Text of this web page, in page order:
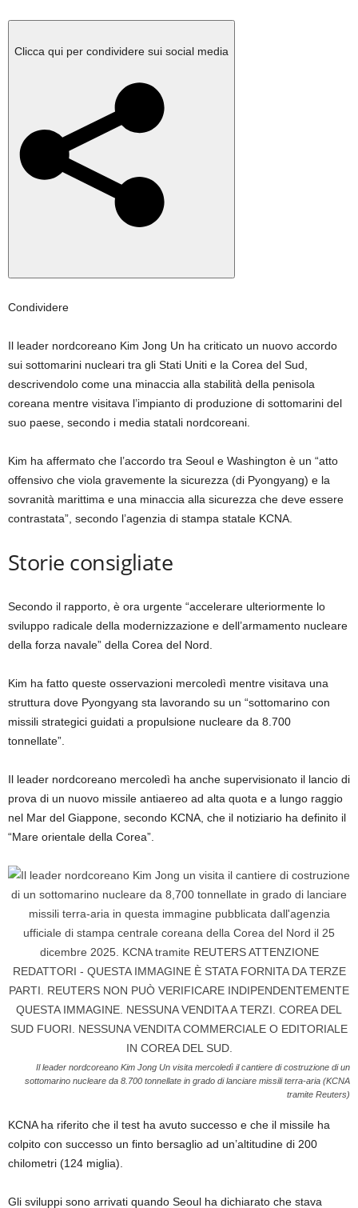
dicembre
Clicca qui per condividere sui social media
Condividere
Il leader nordcoreano Kim Jong Un ha criticato un nuovo accordo
sui sottomarini nucleari tra gli Stati Uniti e la Corea del Sud,
descrivendolo come una minaccia alla stabilità della penisola
coreana mentre visitava l’impianto di produzione di sottomarini del
suo paese, secondo i media statali nordcoreani.
Kim ha affermato che l’accordo tra Seoul e Washington è un “atto
offensivo che viola gravemente la sicurezza (di Pyongyang) e la
sovranità marittima e una minaccia alla sicurezza che deve essere
contrastata”, secondo l’agenzia di stampa statale KCNA.
Storie consigliate
elenco
di
4
fine
dell’elenco
Secondo il rapporto, è ora urgente “accelerare ulteriormente lo
sviluppo radicale della modernizzazione e dell’armamento nucleare
della forza navale” della Corea del Nord.
Kim ha fatto queste osservazioni mercoledì mentre visitava una
struttura dove Pyongyang sta lavorando su un “sottomarino con
missili strategici guidati a propulsione nucleare da 8.700
tonnellate”.
Il leader nordcoreano mercoledì ha anche supervisionato il lancio di
prova di un nuovo missile antiaereo ad alta quota e a lungo raggio
nel Mar del Giappone, secondo KCNA, che il notiziario ha definito il
“Mare orientale della Corea”.
Il leader nordcoreano Kim Jong Un visita mercoledì il cantiere di costruzione di un
sottomarino nucleare da 8.700 tonnellate in grado di lanciare missili terra-aria (KCNA
tramite Reuters)
KCNA ha riferito che il test ha avuto successo e che il missile ha
colpito con successo un finto bersaglio ad un’altitudine di 200
chilometri (124 miglia).
Gli sviluppi sono arrivati ​​quando Seoul ha dichiarato che stava